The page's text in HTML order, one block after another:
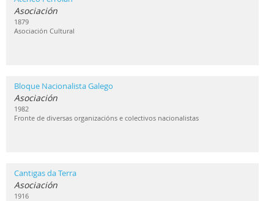
Asociación
1879
Asociación Cultural
Bloque Nacionalista Galego
Asociación
1982
Fronte de diversas organizacións e colectivos nacionalistas
Cantigas da Terra
Asociación
1916